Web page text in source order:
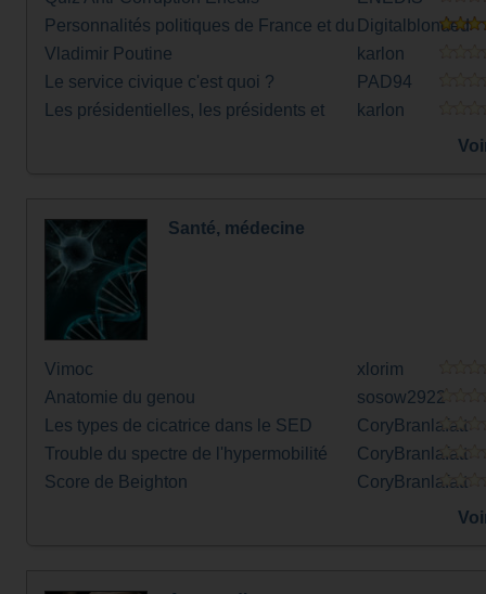
Personnalités politiques de France et du
Monde
Digitalblonded
Vladimir Poutine
karlon
Le service civique c'est quoi ?
PAD94
Les présidentielles, les présidents et
karlon
Santé, médecine
Vimoc
xlorim
Anatomie du genou
sosow2922
Les types de cicatrice dans le SED
CoryBranlafatt
Trouble du spectre de l'hypermobilité
(HSD)
CoryBranlafatt
Score de Beighton
CoryBranlafatt